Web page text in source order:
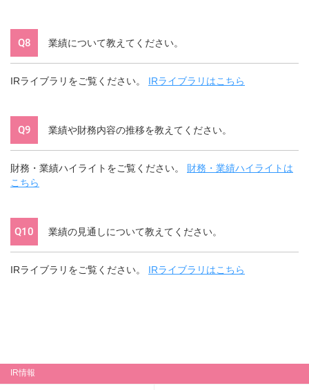
Q8 業績について教えてください。
IRライブラリをご覧ください。 IRライブラリはこちら
Q9 業績や財務内容の推移を教えてください。
財務・業績ハイライトをご覧ください。 財務・業績ハイライトは
こちら
Q10 業績の見通しについて教えてください。
IRライブラリをご覧ください。 IRライブラリはこちら
IR情報